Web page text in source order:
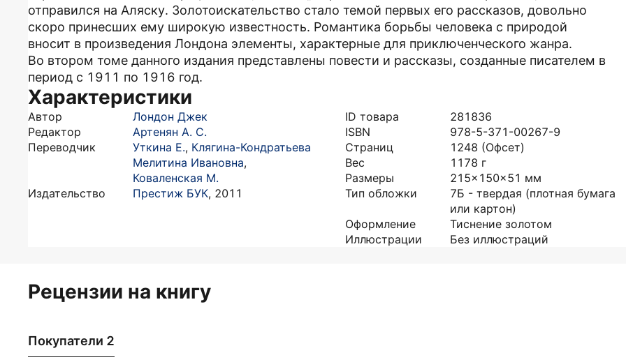
отправился на Аляску. Золотоискательство стало темой первых его рассказов, довольно
скоро принесших ему широкую известность. Романтика борьбы человека с природой
вносит в произведения Лондона элементы, характерные для приключенческого жанра.
Во втором томе данного издания представлены повести и рассказы, созданные писателем в
период с 1911 по 1916 год.
Характеристики
Автор
Лондон Джек
Редактор
Артенян А. С.
Переводчик
Уткина Е., Клягина-Кондратьева
Мелитина Ивановна,
Коваленская М.
Издательство
Престиж БУК, 2011
ID товара
281836
ISBN
978-5-371-00267-9
Страниц
1248 (Офсет)
Вес
1178 г
Размеры
215x150x51 мм
Тип обложки
7Б - твердая (плотная бумага
или картон)
Оформление
Тиснение золотом
Иллюстрации
Без иллюстраций
Рецензии на книгу
Покупатели 2